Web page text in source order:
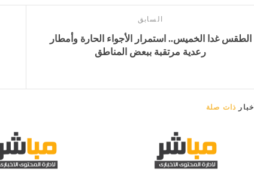
السابق
الطقس غدا الخميس.. استمرار الأجواء الحارة وأمطار
رعدية مرتقبة ببعض المناطق
أخبار ذات صلة